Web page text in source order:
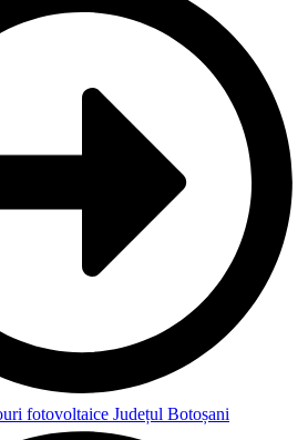
fotovoltaice Județul Botoșani